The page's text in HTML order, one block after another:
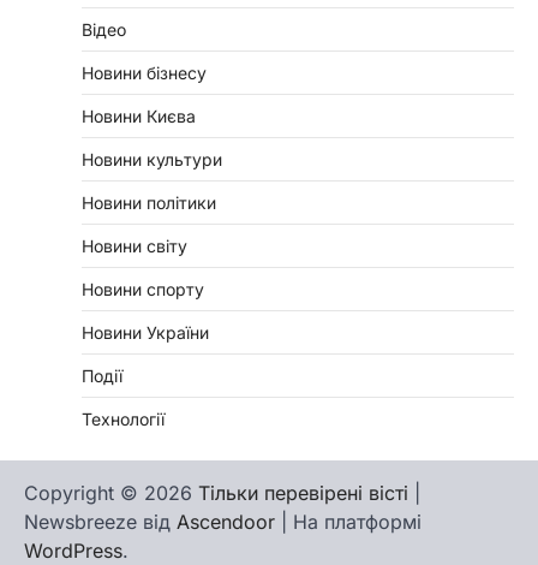
Відео
Новини бізнесу
Новини Києва
Новини культури
Новини політики
Новини світу
Новини спорту
Новини України
Події
Технології
Copyright © 2026 Тільки перевірені вісті
Newsbreeze від Ascendoor | На платформі
WordPress.